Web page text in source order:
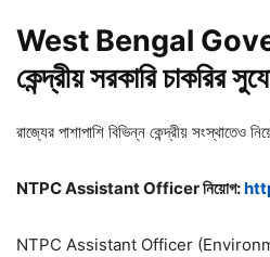
West Bengal
কেন্দ্রীয়সরকারিচাকরির
রাজ্যের পাশাপাশি বিভিন্ন কেন্দ্রীয় সংস্থাতেও
NTPC Assistant Officerনিয়োগ:
NTPC Assistant Officer